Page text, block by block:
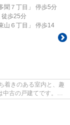
聞７丁目」 停歩5分
徒歩25分
山６丁目」 停歩14
着きのある室内と、趣
中古の戸建てです。前